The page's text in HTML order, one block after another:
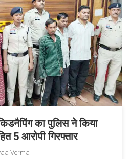
का पुलिस ने किया
5 आरोपी गिरफ्तार
Verma